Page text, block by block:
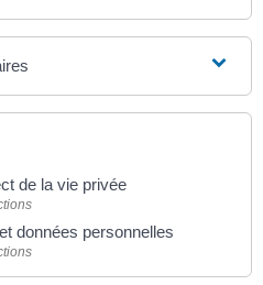
de la vie privée
données personnelles